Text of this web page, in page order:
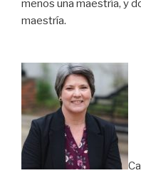
menos una maestría, y
maestría.